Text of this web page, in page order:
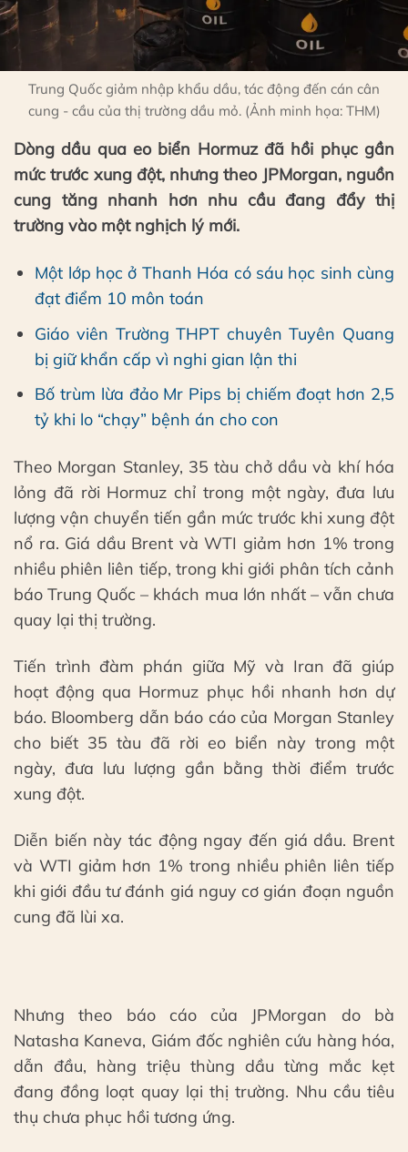
Trung Quốc giảm nhập khẩu dầu, tác động đến cán cân
cung - cầu của thị trường dầu mỏ. (Ảnh minh họa: THM)
Dòng dầu qua eo biển Hormuz đã hồi phục gần
mức trước xung đột, nhưng theo JPMorgan, nguồn
cung tăng nhanh hơn nhu cầu đang đẩy thị
trường vào một nghịch lý mới.
Một lớp học ở Thanh Hóa có sáu học sinh cùng
đạt điểm 10 môn toán
Giáo viên Trường THPT chuyên Tuyên Quang
bị giữ khẩn cấp vì nghi gian lận thi
Bố trùm lừa đảo Mr Pips bị chiếm đoạt hơn 2,5
tỷ khi lo “chạy” bệnh án cho con
Theo Morgan Stanley, 35 tàu chở dầu và khí hóa
lỏng đã rời Hormuz chỉ trong một ngày, đưa lưu
lượng vận chuyển tiến gần mức trước khi xung đột
nổ ra. Giá dầu Brent và WTI giảm hơn 1% trong
nhiều phiên liên tiếp, trong khi giới phân tích cảnh
báo Trung Quốc – khách mua lớn nhất – vẫn chưa
quay lại thị trường.
Tiến trình đàm phán giữa Mỹ và Iran đã giúp
hoạt động qua Hormuz phục hồi nhanh hơn dự
báo. Bloomberg dẫn báo cáo của Morgan Stanley
cho biết 35 tàu đã rời eo biển này trong một
ngày, đưa lưu lượng gần bằng thời điểm trước
xung đột.
Diễn biến này tác động ngay đến giá dầu. Brent
và WTI giảm hơn 1% trong nhiều phiên liên tiếp
khi giới đầu tư đánh giá nguy cơ gián đoạn nguồn
cung đã lùi xa.
Nhưng theo báo cáo của JPMorgan do bà
Natasha Kaneva, Giám đốc nghiên cứu hàng hóa,
dẫn đầu, hàng triệu thùng dầu từng mắc kẹt
đang đồng loạt quay lại thị trường. Nhu cầu tiêu
thụ chưa phục hồi tương ứng.